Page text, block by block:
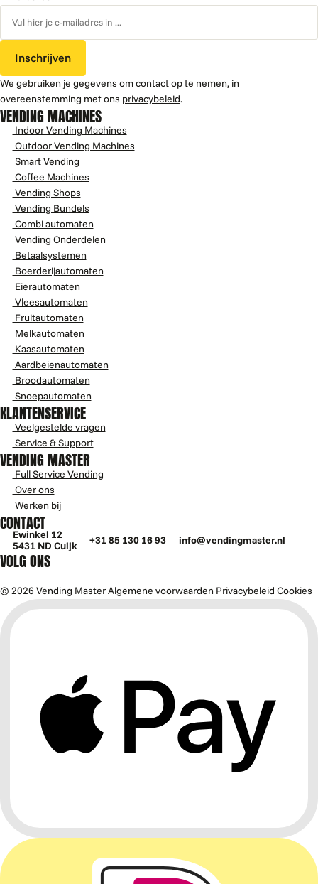
Inschrijven
We gebruiken je gegevens om contact op te nemen, in
overeenstemming met ons privacybeleid.
VENDING MACHINES
Indoor Vending Machines
Outdoor Vending Machines
Smart Vending
Coffee Machines
Vending Shops
Vending Bundels
Combi automaten
Vending Onderdelen
Betaalsystemen
Boerderijautomaten
Eierautomaten
Vleesautomaten
Fruitautomaten
Melkautomaten
Kaasautomaten
Aardbeienautomaten
Broodautomaten
Snoepautomaten
KLANTENSERVICE
Veelgestelde vragen
Service & Support
VENDING MASTER
Full Service Vending
Over ons
Werken bij
CONTACT
Ewinkel 12
5431 ND Cuijk
+31 85 130 16 93 info@vendingmaster.nl
VOLG ONS
© 2026 Vending MasterAlgemene voorwaarden Privacybeleid Cookies